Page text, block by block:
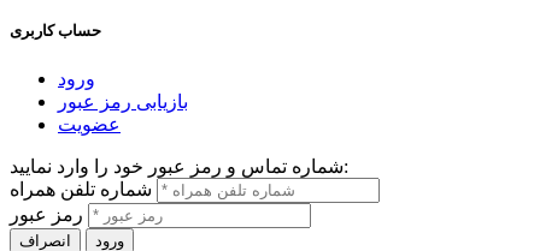
حساب کاربری
ورود
بازیابی رمز عبور
عضویت
شماره تماس و رمز عبور خود را وارد نمایید:
شماره تلفن همراه
رمز عبور
انصراف ورود